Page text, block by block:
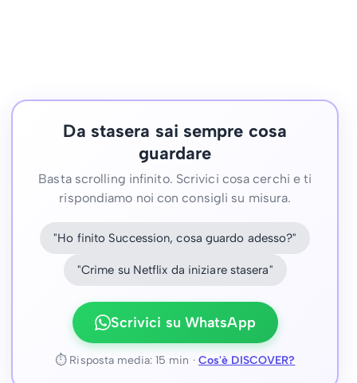
Da stasera sai sempre cosa
guardare
Basta scrolling infinito. Scrivici cosa cerchi e ti
rispondiamo noi con consigli su misura.
"Ho finito Succession, cosa guardo adesso?"
"Crime su Netflix da iniziare stasera"
Scrivici su WhatsApp
⏱ Risposta media: 15 min · Cos'è DISCOVER?